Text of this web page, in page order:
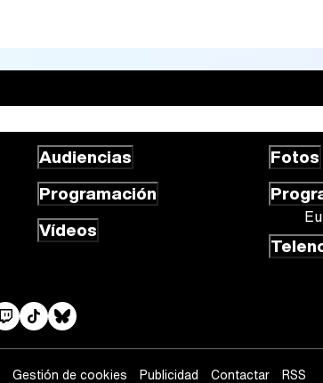
Audiencias
Programación
Vídeos
Fotos
Gestión de cookies Publicidad Contactar RSS